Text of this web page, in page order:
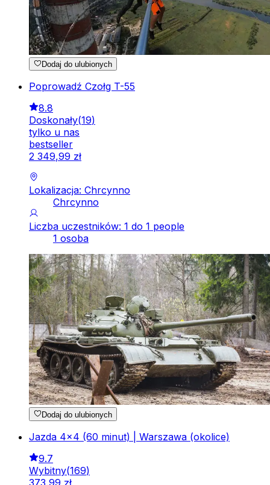
Dodaj do ulubionych
Poprowadź Czołg T-55
8.8
Doskonały(19)
tylko u nas
bestseller
2 349,99 zł
Lokalizacja: Chrcynno
Chrcynno
Liczba uczestników: 1 do 1 people
1 osoba
Dodaj do ulubionych
Jazda 4x4 (60 minut) | Warszawa (okolice)
9.7
Wybitny(169)
373,99 zł